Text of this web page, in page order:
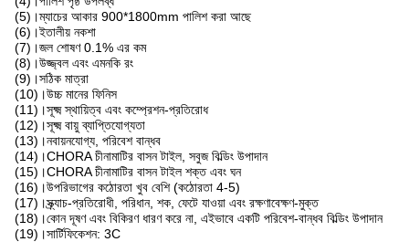
(5)।ম্যাচের আকার 900*1800mm পালিশ করা আছে
(6)।ইতালীয় নকশা
(7)।জল শোষণ 0.1% এর কম
(8)।উজ্জ্বল এবং এমনকি রং
(9)।সঠিক মাত্রা
(10)।উচ্চ মানের ফিনিস
(11)।সূক্ষ্ম স্থায়িত্ব এবং কম্প্রেশন-প্রতিরোধ
(12)।সূক্ষ্ম বায়ু ব্যাপ্তিযোগ্যতা
(13)।নবায়নযোগ্য, পরিবেশ বান্ধব
(14)।CHORA চীনামাটির বাসন টাইল, সবুজ বিল্ডিং উপাদান
(15)।CHORA চীনামাটির বাসন টাইল শক্ত এবং ঘন
(16)।উপরিভাগের কঠোরতা খুব বেশি (কঠোরতা 4-5)
(17)।স্ক্র্যাচ-প্রতিরোধী, পরিধান, শক, ফেটে যাওয়া এবং রক্ষণাবেক্ষণ-মুক্ত
(18)।কোন দূষণ এবং বিকিরণ ধারণ করে না, এইভাবে একটি পরিবেশ-বান্ধব বিল্ডিং উপাদান
(19)।সার্টিফিকেশন: 3C